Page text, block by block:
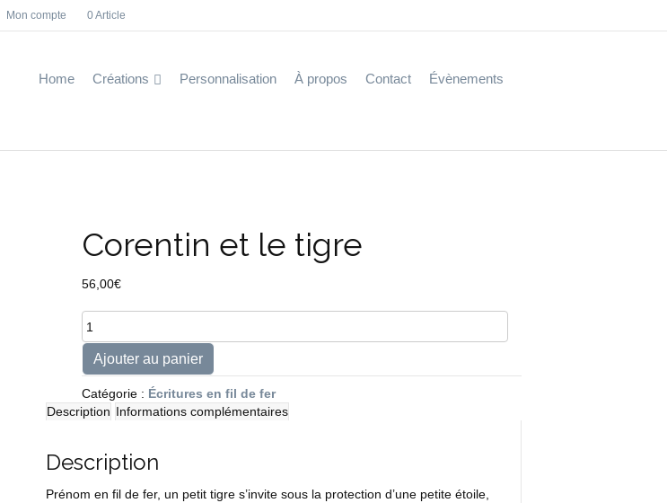
a
n
Mon compte 0 Article
Home Créations Personnalisation À propos Contact Évènements
Corentin et le tigre
56,00€
quantité
de
Corentin
et
le
tigre
Ajouter au panier
Catégorie : Écritures en fil de fer
Description Informations complémentaires
Description
Prénom en fil de fer, un petit tigre s’invite sous la protection d’une petite étoile,